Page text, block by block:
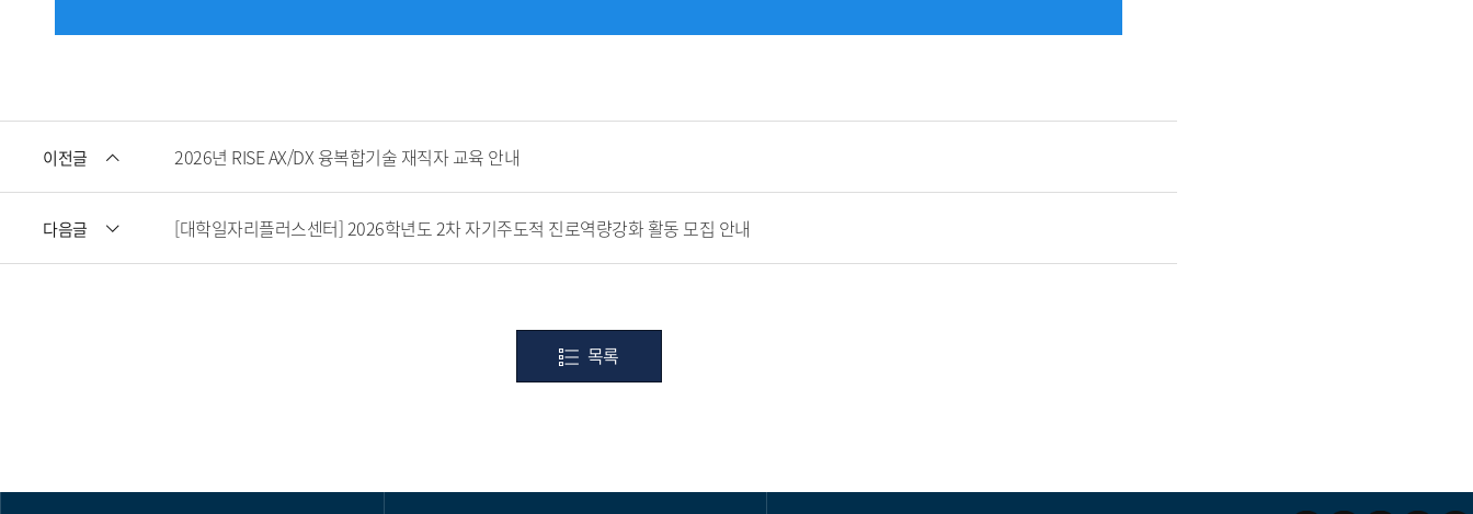
이전글 2026년 RISE AX/DX 융복합기술 재직자 교육 안내
다음글 [대학일자리플러스센터] 2026학년도 2차 자기주도적 진로역량강화 활동 모집 안내
목록